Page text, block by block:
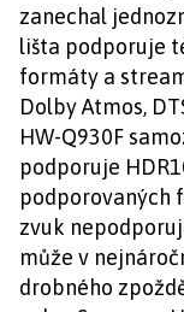
zanechal
lišta podporuje
formáty a
Dolby Atmos,
HW-Q930F
podporuje
podporovaných
zvuk
může v
drobného